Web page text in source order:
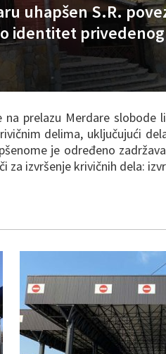
uhapšen S.R.
identitet privedenog
prelazu Merdare slobode
delima, uključujući
je određeno
za izvršenje krivičnih dela: